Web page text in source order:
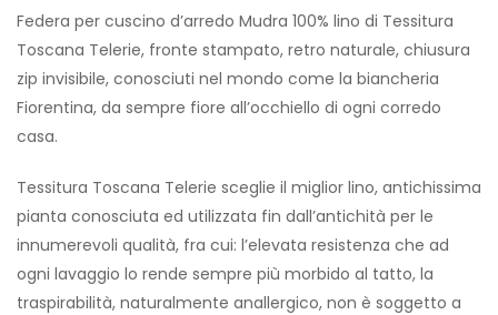
Federa per cuscino d’arredo Mudra 100% lino di Tessitura
Toscana Telerie, fronte stampato, retro naturale, chiusura
zip invisibile, conosciuti nel mondo come la biancheria
Fiorentina, da sempre fiore all’occhiello di ogni corredo
casa.
Tessitura Toscana Telerie sceglie il miglior lino, antichissima
pianta conosciuta ed utilizzata fin dall’antichità per le
innumerevoli qualità, fra cui: l’elevata resistenza che ad
ogni lavaggio lo rende sempre più morbido al tatto, la
traspirabilità, naturalmente anallergico, non è soggetto a